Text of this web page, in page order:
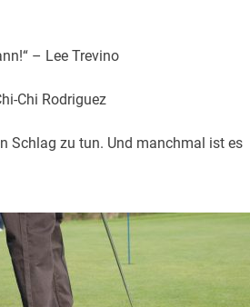
– Lee Trevino
Chi Rodriguez
Schlag zu tun. Und manchmal ist es